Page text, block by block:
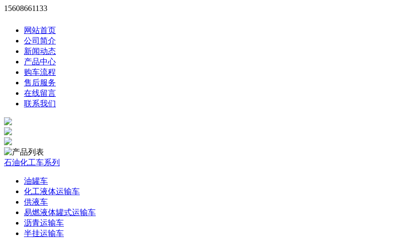
15608661133
网站首页
公司简介
新闻动态
产品中心
购车流程
售后服务
在线留言
联系我们
石油化工车系列
油罐车
化工液体运输车
供液车
易燃液体罐式运输车
沥青运输车
半挂运输车